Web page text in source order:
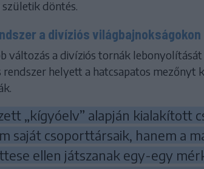
döntés.
a divíziós világbajnokságokon
változás a divíziós tornák lebonyolítását
rendszer helyett a hatcsapatos mezőnyt
„kígyóelv” alapján kialakított
saját csoporttársaik, hanem a
ellen játszanak egy-egy